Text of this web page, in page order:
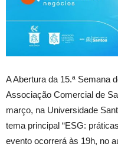
A Abertura da 15.ª Semana
Associação Comercial de
março, na Universidade
tema principal “ESG:
evento ocorrerá às 19h, no